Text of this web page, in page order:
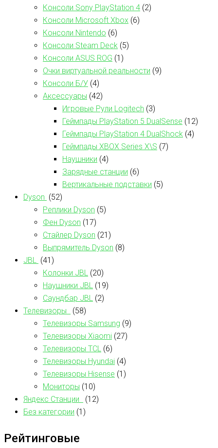
Консоли Sony PlayStation 4 (2)
Консоли Microsoft Xbox (6)
Консоли Nintendo (6)
Консоли Steam Deck (5)
Консоли ASUS ROG (1)
Очки виртуальной реальности (9)
Консоли Б/У (4)
Аксессуары (42)
Игровые Рули Logitech (3)
Геймпады PlayStation 5 DualSense (12)
Геймпады PlayStation 4 DualShock (4)
Геймпады XBOX Series X\S (7)
Наушники (4)
Зарядные станции (6)
Вертикальные подставки (5)
Dyson (52)
Реплики Dyson (5)
Фен Dyson (17)
Стайлер Dyson (21)
Выпрямитель Dyson (8)
JBL
(41)
Колонки JBL (20)
Наушники JBL (19)
Саундбар JBL (2)
Телевизоры
(58)
Телевизоры Samsung (9)
Телевизоры Xiaomi (27)
Телевизоры TCL (6)
Телевизоры Hyundai (4)
Телевизоры Hisense (1)
Мониторы (10)
Яндекс Станции
(12)
Без категории (1)
Рейтинговые